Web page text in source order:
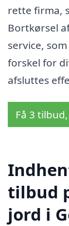
rette firma,
Bortkørsel
service,
forskel for
afsluttes
Få 3
tilbud
jord i